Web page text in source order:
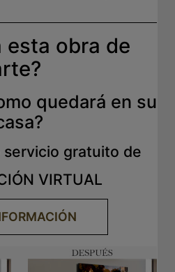
esta obra de
quedará en su
gratuito de
VIRTUAL